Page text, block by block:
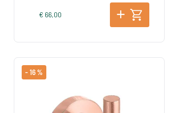
€ 66,00
- 16 %